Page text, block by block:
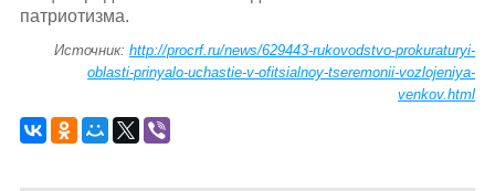
патриотизма.
Источник:http://procrf.ru/news/629443-rukovodstvo-prokuraturyi-
oblasti-prinyalo-uchastie-v-ofitsialnoy-tseremonii-vozlojeniya-
venkov.html